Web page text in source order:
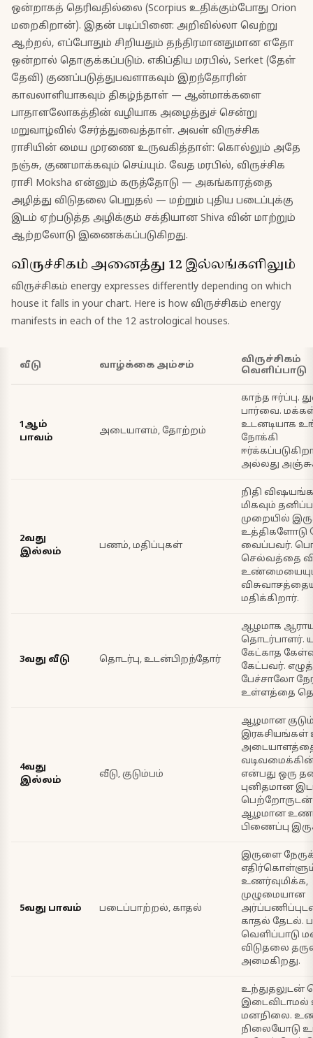
ஒன்றாகத் தெரிவதில்லை (Scorpius உதிக்கும்போது Orion
மறைகிறான்). இதன் படிப்பினை: அறிவில்லா வெற்று
ஆற்றல், எப்போதும் சிறியதும் தந்திரமானதுமான எதோ
ஒன்றால் தொகுக்கப்படும். எகிப்திய மரபில், Serket (தேள்
தேவி) குணப்படுத்துபவளாகவும் இறந்தோரின்
காவலாளியாகவும் திகழ்ந்தாள் — ஆன்மாக்களை
பாதாளலோகத்தின் வழியாக அழைத்துச் சென்று
மறுவாழ்வில் சேர்த்துவைத்தாள். அவள் விருச்சிக
ராசியின் மைய முரணை உருவகித்தாள்: கொல்லும் அதே
நஞ்சு, குணமாக்கவும் செய்யும். வேத மரபில், விருச்சிக
ராசி Moksha என்னும் கருத்தோடு — அகங்காரத்தை
அழித்து விடுதலை பெறுதல் — மற்றும் புதிய படைப்புக்கு
இடம் ஏற்படுத்த அழிக்கும் சக்தியான Shiva வின் மாற்றும்
ஆற்றலோடு இணைக்கப்படுகிறது.
விருச்சிகம் அனைத்து 12 இல்லங்களிலும்
விருச்சிகம் energy expresses differently depending on which
house it falls in your chart. Here is how விருச்சிகம் energy
manifests in each of the 12 astrological houses.
வீடு வாழ்க்கை அம்சம்
விருச்சிகம்
வெளிப்பாடு
1ஆம்
பாவம்
அடையாளம், தோற்றம்
காந்த ஈர்ப்பு.
பார்வை.
உடனடியாக
நோக்கி
அல்லது
2வது
இல்லம்
பணம், மதிப்புகள்
நிதி
மிகவும்
முறையில்
உத்திகளோடு
வைப்பவர்.
செல்வத்தை
மதிக்கிறார்.
3வது வீடு தொடர்பு, உடன்பிறந்தோர்
ஆழமாக
தொடர்பாளர்.
கேட்காத
கேட்பவர்.
பேச்சாலோ
உள்ளத்தை
4வது
இல்லம்
வீடு, குடும்பம்
ஆழமான
என்பது ஒரு
புனிதமான
பெற்றோருடன்
ஆழமான
பிணைப்பு
5வது பாவம் படைப்பாற்றல், காதல்
இருளை
உணர்வுமிக்க,
முழுமையான
காதல் தேடல்.
வெளிப்பாடு
விடுதலை
அமைகிறது.
உந்துதலுடன்
இடைவிடாமல்
மனநிலை.
நிலையோடு